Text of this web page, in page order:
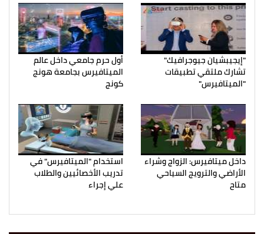
"إيجيبشيان جيوجرافيك"
تشارك ملتقي تطبيقات
"الميتافيرس"
أول حرم جامعي داخل عالم
الميتافيرس بجامعة هونج
كونج
داخل ميتافيرس: الزواج وشراء
الأراضي والترويج السياحي
متاح
استخدام "الميتافيرس" في
تدريب الأخصائيين والطلاب
علي إجراء